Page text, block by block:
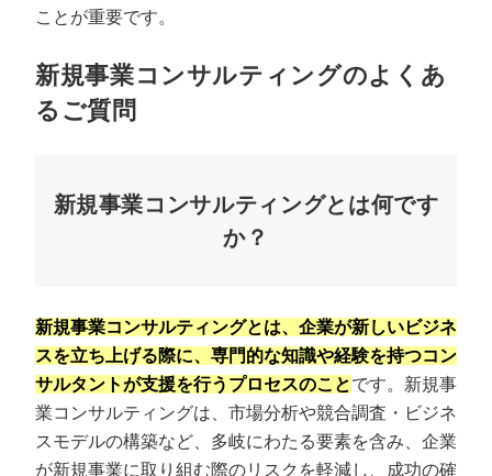
ことが重要です。
新規事業コンサルティングのよくあ
るご質問
新規事業コンサルティングとは何です
か？
新規事業コンサルティングとは、企業が新しいビジネ
スを立ち上げる際に、専門的な知識や経験を持つコン
サルタントが支援を行うプロセスのことです。新規事
業コンサルティングは、市場分析や競合調査・ビジネ
スモデルの構築など、多岐にわたる要素を含み、企業
が新規事業に取り組む際のリスクを軽減し、成功の確